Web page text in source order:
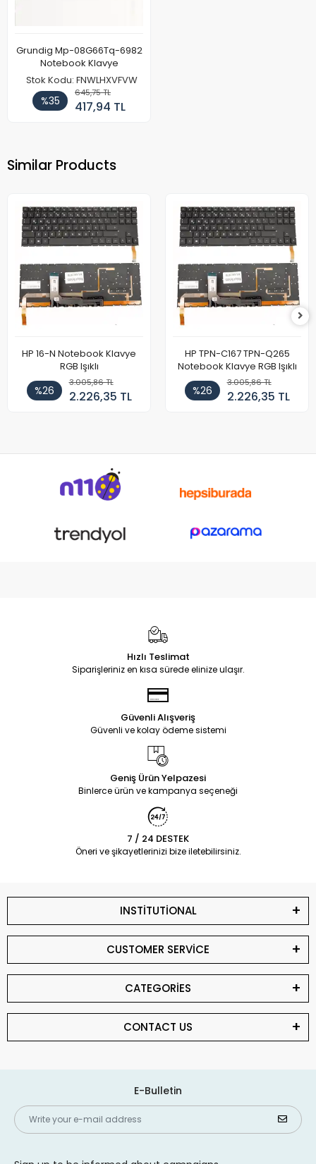
Grundig Mp-08G66Tq-6982
Notebook Klavye
Stok Kodu: FNWLHXVFVW
%35
645,75 TL
417,94 TL
Similar Products
HP 16-N Notebook Klavye
RGB Işıklı
%26
3.005,86 TL
2.226,35 TL
HP TPN-C167 TPN-Q265
Notebook Klavye RGB Işıklı
%26
3.005,86 TL
2.226,35 TL
Hızlı Teslimat
Siparişleriniz en kısa sürede elinize ulaşır.
Güvenli Alışveriş
Güvenli ve kolay ödeme sistemi
Geniş Ürün Yelpazesi
Binlerce ürün ve kampanya seçeneği
7 / 24 DESTEK
Öneri ve şikayetlerinizi bize iletebilirsiniz.
INSTİTUTİONAL
CUSTOMER SERVİCE
CATEGORİES
CONTACT US
E-Bulletin